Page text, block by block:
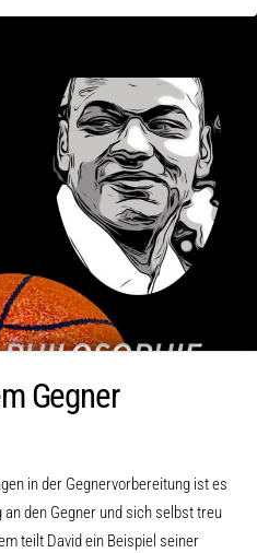
Gegner
in der Gegnervorbereitung ist es
den Gegner und sich selbst treu
teilt David ein Beispiel seiner